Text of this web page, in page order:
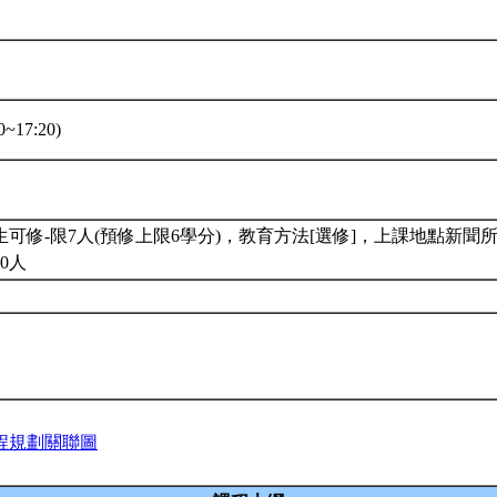
可修-限7人(預修上限6學分)，教育方法[選修]，上課地點新聞
人
規劃關聯圖